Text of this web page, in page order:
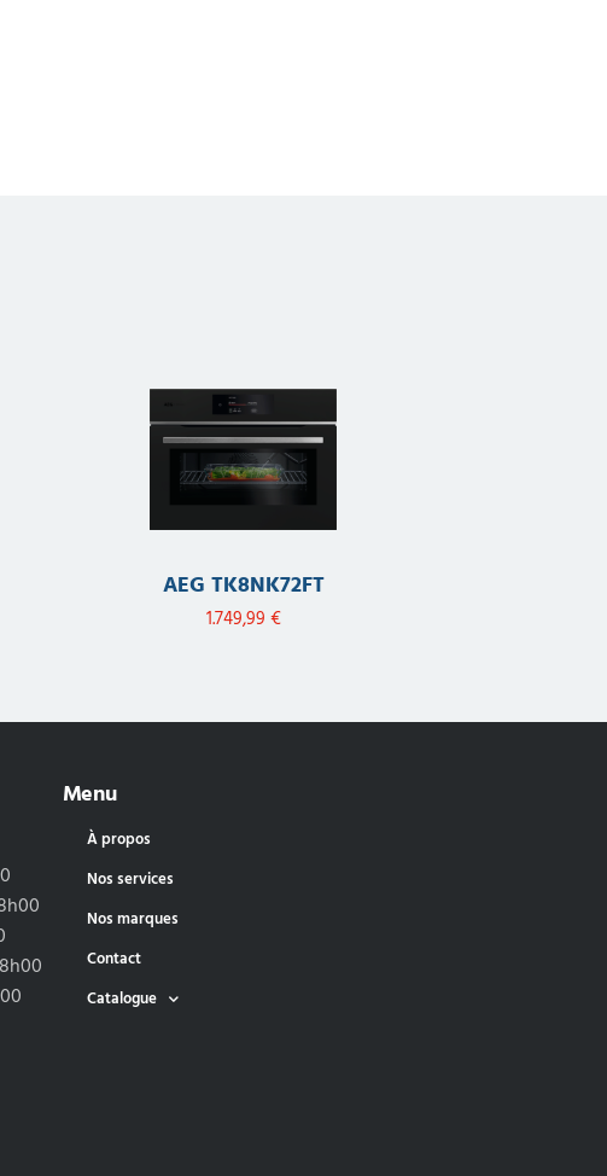
AEG TK8NK72FT
1.749,99 €
Menu
À propos
Nos services
Nos marques
Contact
Catalogue